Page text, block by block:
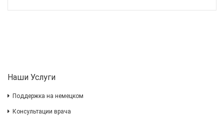
Наши Услуги
Поддержка на немецком
Консультации врача